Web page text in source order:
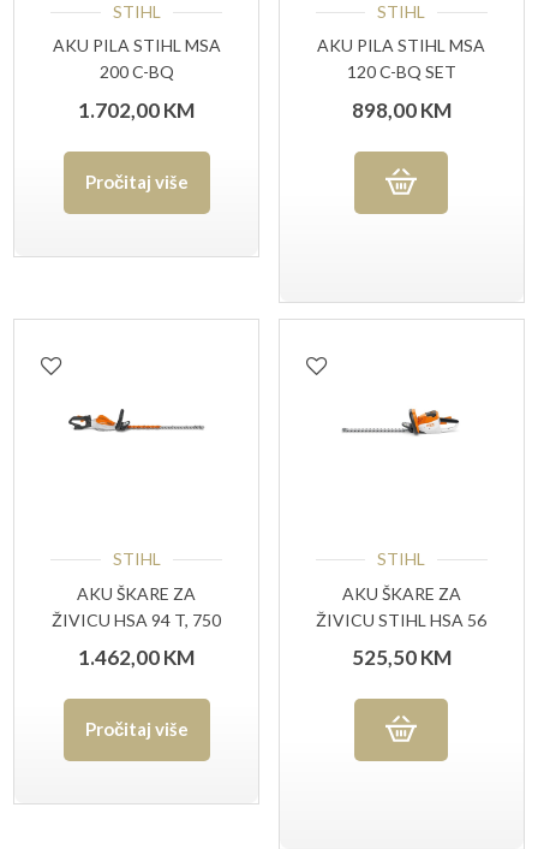
STIHL
AKU PILA STIHL MSA
200 C-BQ
1.702,00KM
Pročitaj više
STIHL
AKU PILA STIHL MSA
120 C-BQ SET
(AK20+AL101)
898,00KM
STIHL
AKU ŠKARE ZA
ŽIVICU HSA 94 T, 750
MM
1.462,00KM
Pročitaj više
STIHL
AKU ŠKARE ZA
ŽIVICU STIHL HSA 56
SET
525,50KM